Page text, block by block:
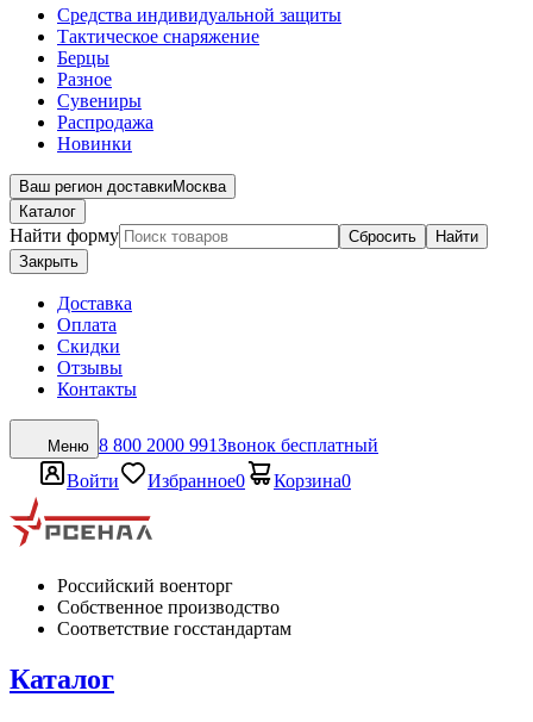
Средства индивидуальной защиты
Тактическое снаряжение
Берцы
Разное
Сувениры
Распродажа
Новинки
Ваш регион доставкиМосква
Каталог
Найти форму Сбросить
Найти
Закрыть
Доставка
Оплата
Скидки
Отзывы
Контакты
Меню 8 800 2000 991Звонок бесплатный
Войти
Избранное0 Корзина0
Российский военторг
Собственное производство
Соответствие госстандартам
Каталог